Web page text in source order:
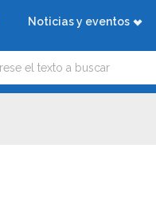
Noticias y eventos